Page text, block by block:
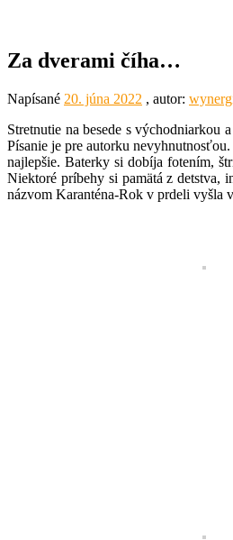
Za dverami číha…
Napísané 20. júna 2022 , autor:
Stretnutie na besede s
Písanie je pre autorku
najlepšie. Baterky si dobíja fotením,
Niektoré príbehy si pamätá z detstva,
názvom Karanténa-Rok v prdeli vyšla